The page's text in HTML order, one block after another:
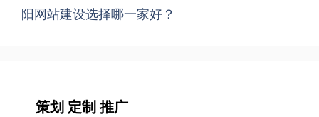
航
阳网站建设选择哪一家好？
策划 定制 推广